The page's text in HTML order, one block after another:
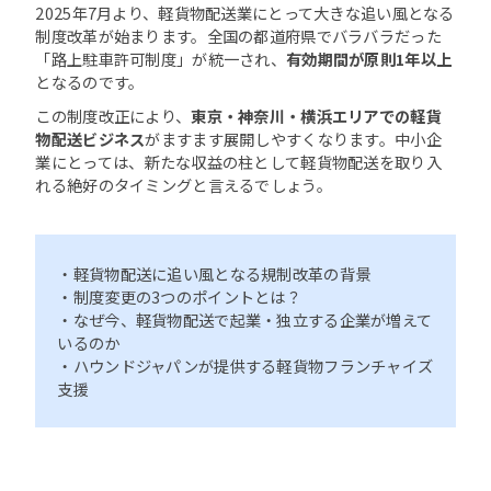
2025年7月より、軽貨物配送業にとって大きな追い風となる
制度改革が始まります。全国の都道府県でバラバラだった
「路上駐車許可制度」が統一され、 有効期間が原則1年以上
となるのです。
この制度改正により、東京・神奈川・横浜エリアでの軽貨
物配送ビジネスがますます展開しやすくなります。中小企
業にとっては、新たな収益の柱として軽貨物配送を取り入
れる絶好のタイミングと言えるでしょう。
・軽貨物配送に追い風となる規制改革の背景
・制度変更の3つのポイントとは？
・なぜ今、軽貨物配送で起業・独立する企業が増えて
いるのか
・ハウンドジャパンが提供する軽貨物フランチャイズ
支援